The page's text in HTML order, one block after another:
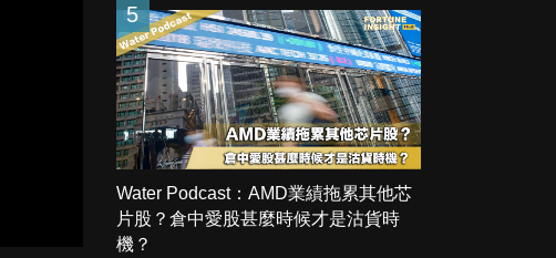
5
Water Podcast：AMD業績拖累其他芯
片股？倉中愛股甚麼時候才是沽貨時
機？